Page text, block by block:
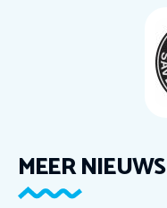
MEER NIEUWS